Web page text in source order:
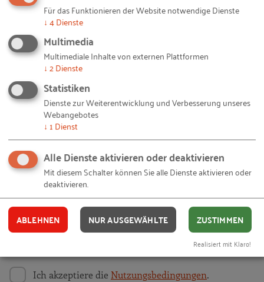
Ihnen gefällt dieser Beitrag? Teilen Sie ihn mit anderen:
Bleiben Sie auf dem Laufenden!
Mit unseren RKW Alerts bleiben Sie immer auf dem
Laufenden. Wir informieren Sie automatisch und
kostenlos, sobald es etwas Neues zum Projekt "Auf
IT gebaut" auf unserer Website gibt. Alles, was Sie
dafür brauchen, ist eine E-Mail-Adresse und 10
Sekunden Zeit.
IHRE E-MAIL-ADRESSE
Ich akzeptiere die Nutzungsbedingungen.
Für das Funktionieren der Website notwendige Dienste
↓ 4Dienste
Multimedia
Multimediale Inhalte von externen Plattformen
↓ 2Dienste
Statistiken
Dienste zur Weiterentwicklung und Verbesserung unseres
Webangebotes
↓ 1 Dienst
Alle Dienste aktivieren oder deaktivieren
Mit diesem Schalter können Sie alle Dienste aktivieren oder
deaktivieren.
ABLEHNEN NUR AUSGEWÄHLTE ZUSTIMMEN
Realisiert mit Klaro!